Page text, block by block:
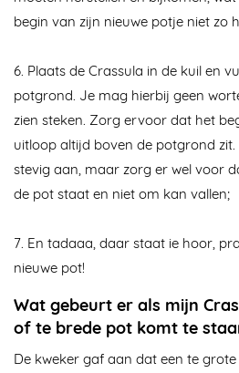
begin van zijn nieuwe potje niet zo
6. Plaats de Crassula in de kuil en
potgrond. Je mag hierbij geen
zien steken. Zorg ervoor dat het
uitloop altijd boven de potgrond
stevig aan, maar zorg er wel voor
de pot staat en niet om kan vallen;
7. En tadaaa, daar staat ie hoor,
nieuwe pot!
Wat gebeurt er als mijn
of te brede pot komt te
De kweker gaf aan dat een te